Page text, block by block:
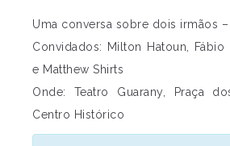
Uma conversa sobre dois irmãos –
Convidados: Milton Hatoun,
e Matthew Shirts
Onde: Teatro Guarany, Praça
Centro Histórico